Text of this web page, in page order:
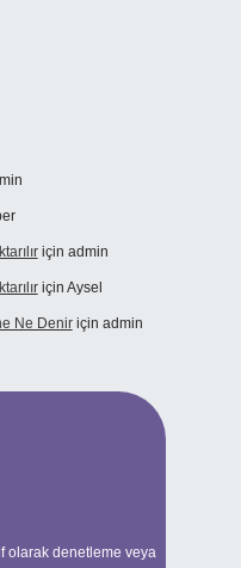
için admin
için Aysel
Ne Deniriçin admin
olarak denetleme veya